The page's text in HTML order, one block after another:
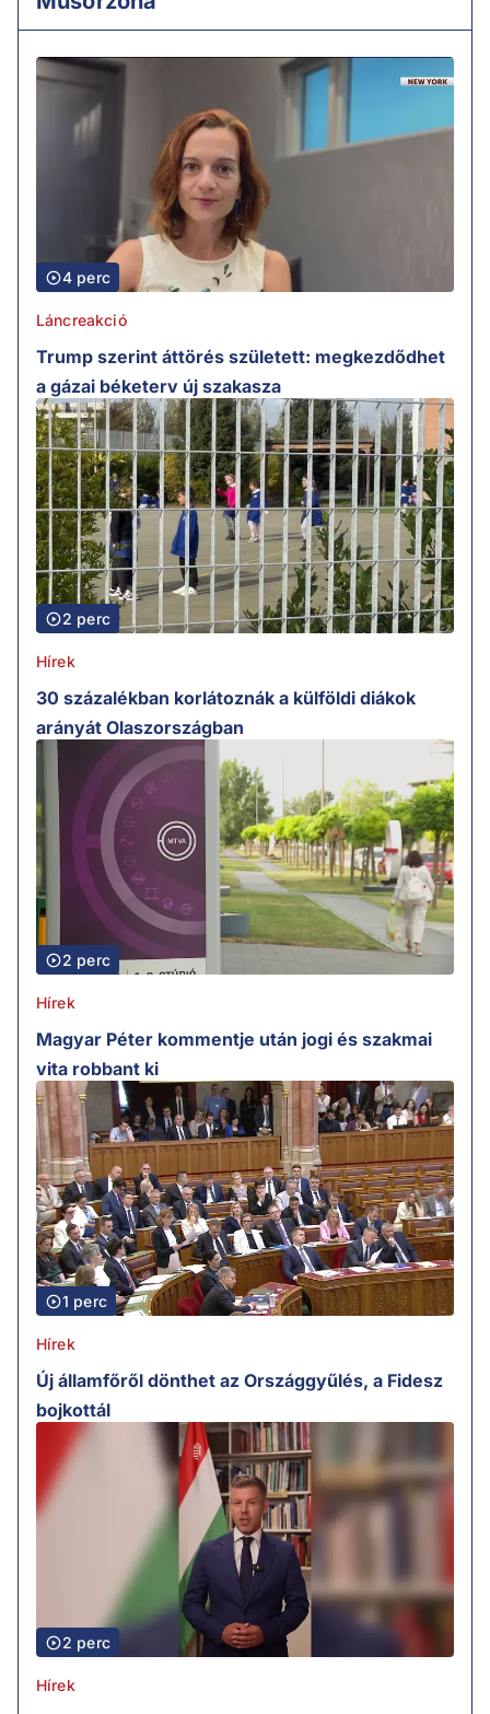
4 perc
Láncreakció
Trump szerint áttörés született: megkezdődhet
a gázai béketerv új szakasza
2 perc
Hírek
30 százalékban korlátoznák a külföldi diákok
arányát Olaszországban
2 perc
Hírek
Magyar Péter kommentje után jogi és szakmai
vita robbant ki
1 perc
Hírek
Új államfőről dönthet az Országgyűlés, a Fidesz
bojkottál
2 perc
Hírek